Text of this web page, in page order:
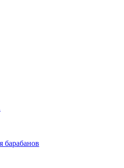
барабанов